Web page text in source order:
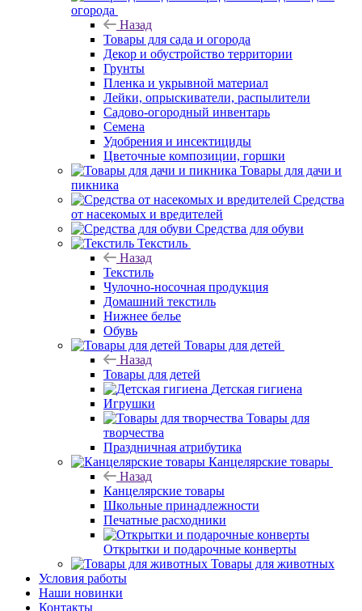
огорода
Назад
Товары для сада и огорода
Декор и обустройство территории
Грунты
Пленка и укрывной материал
Лейки, опрыскиватели, распылители
Садово-огородный инвентарь
Семена
Удобрения и инсектициды
Цветочные композиции, горшки
Товары для дачи и
пикника
Средства
от насекомых и вредителей
Средства для обуви
Текстиль
Назад
Текстиль
Чулочно-носочная продукция
Домашний текстиль
Нижнее белье
Обувь
Товары для детей
Назад
Товары для детей
Детская гигиена
Игрушки
Товары для
творчества
Праздничная атрибутика
Канцелярские товары
Назад
Канцелярские товары
Школьные принадлежности
Печатные расходники
Открытки и подарочные конверты
Товары для животных
Условия работы
Наши новинки
Контакты